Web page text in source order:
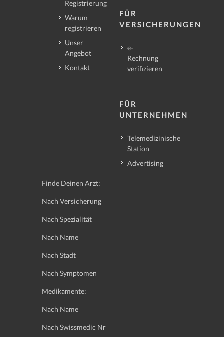
Registrierung
Warum
registrieren
Unser
Angebot
Kontakt
FÜR
VERSICHERUNGEN
e-
Rechnung
verifizieren
FÜR
UNTERNEHMEN
Telemedizinische
Station
Advertising
Finde Deinen Arzt:
Nach Versicherung
Nach Spezialität
Nach Name
Nach Stadt
Nach Symptomen
Medikamente:
Nach Name
Nach Swissmedic Nr